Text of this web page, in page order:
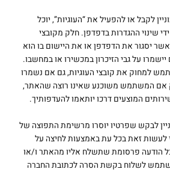
לקבל או להפעיל את “העוגיות”, יוכל
שינוי ההגדרות בדפדפן. חלק מקובצי
יסגור את הדפדפן או את היישום בו הוא
על גבי הזיכרון במכשירו או במחשבו.
למחוק את קובצי העוגיות, גם אם נשמרו
אם המשתמש משוכנע שאינו רוצה שהאתר,
המוצעים דרכו יותאמו להעדפותיך.
לבקש שפרטיו יוסרו מרשימת התפוצה של
זאת בכל עת באמצעות לחיצה על
הודעה פרסומת שתשלח אליו מהאתר ו/או
לשלוח בקשת הסרה לכתובת החברה